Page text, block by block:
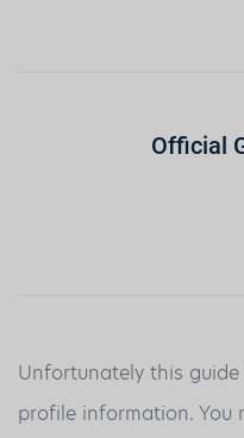
Official
Unfortunately this
profile information. You